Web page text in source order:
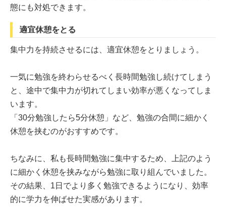
態にも対処できます。
適宜休憩をとる
集中力を持続させるには、適宜休憩をとりましょう。
一気に勉強を終わらせるべく長時間勉強し続けてしまう
と、途中で集中力が切れてしまい効率が悪くなってしま
います。
「30分勉強したら5分休憩」など、勉強の合間に細かく
休憩を挟むのがおすすめです。
ちなみに、私も長時間勉強に集中するため、上記のよう
に細かく休憩を挟みながら勉強に取り組んでいました。
その結果、1日でより多く勉強できるようになり、効率
的に学力を伸ばせた実感があります。